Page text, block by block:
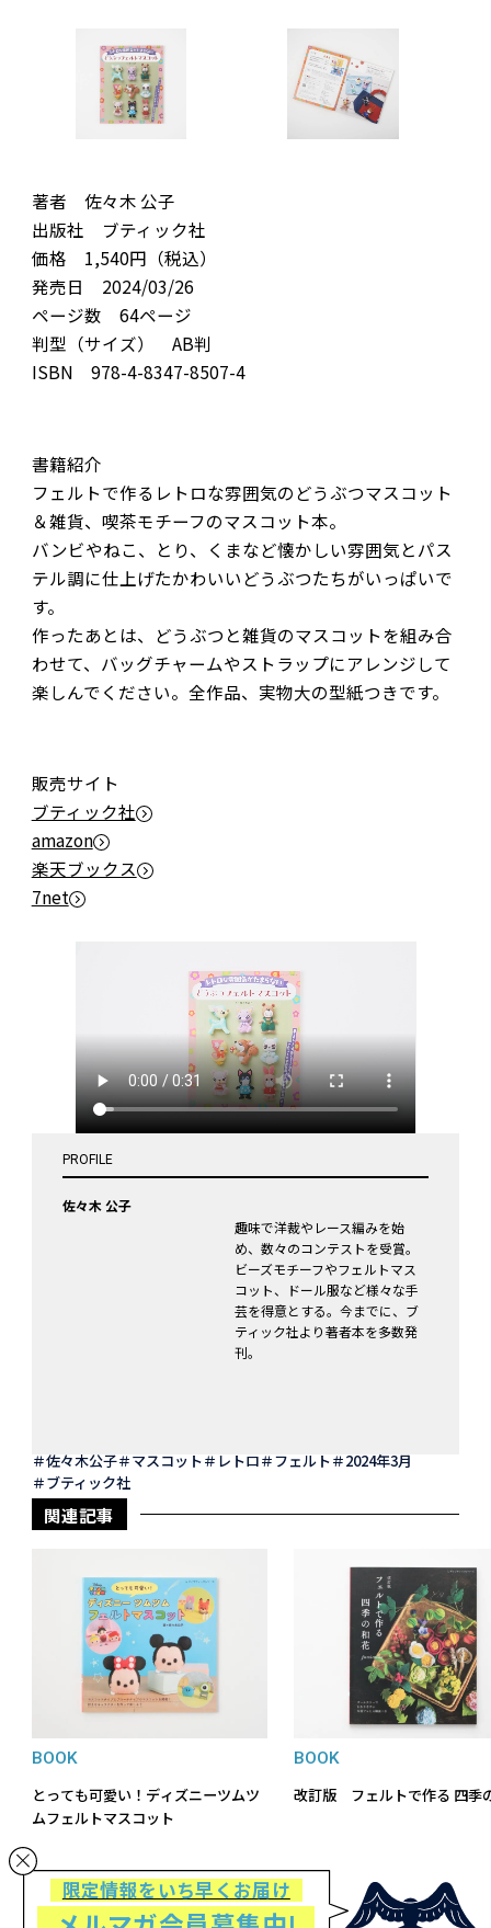
著者 佐々木 公子
出版社 ブティック社
価格 1,540円（税込）
発売日 2024/03/26
ページ数 64ページ
判型（サイズ） AB判
ISBN 978-4-8347-8507-4
書籍紹介
フェルトで作るレトロな雰囲気のどうぶつマスコット
＆雑貨、喫茶モチーフのマスコット本。
バンビやねこ、とり、くまなど懐かしい雰囲気とパス
テル調に仕上げたかわいいどうぶつたちがいっぱいで
す。
作ったあとは、どうぶつと雑貨のマスコットを組み合
わせて、バッグチャームやストラップにアレンジして
楽しんでください。全作品、実物大の型紙つきです。
販売サイト
ブティック社
amazon
楽天ブックス
7net
PROFILE
佐々木 公子
趣味で洋裁やレース編みを始
め、数々のコンテストを受賞。
ビーズモチーフやフェルトマス
コット、ドール服など様々な手
芸を得意とする。今までに、ブ
ティック社より著者本を多数発
刊。
佐々木公子 マスコット レトロ フェルト
2024年3月
ブティック社
関連記事
BOOK
とっても可愛い！ディズニーツムツ
ムフェルトマスコット
BOOK
改訂版 フェルトで作る 四季
限定情報をいち早くお届け